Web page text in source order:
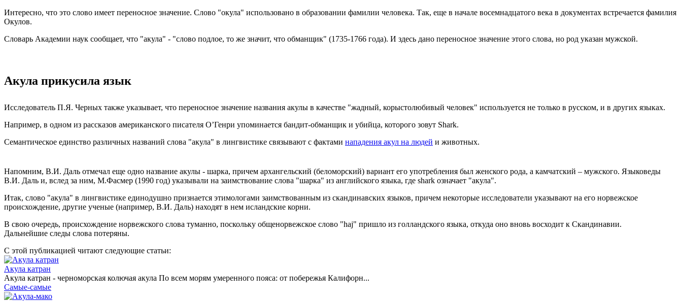
Интересно, что это слово имеет переносное значение. Слово "окула" использовано в образовании фамилии человека. Так, еще в начале восемнадцатого века в документах встречается фамилия
Окулов.
Словарь Академии наук сообщает, что "акула" - "слово подлое, то же значит, что обманщик" (1735-1766 года). И здесь дано переносное значение этого слова, но род указан мужской.
Акула прикусила язык
Исследователь П.Я. Черных также указывает, что переносное значение названия акулы в качестве "жадный, корыстолюбивый человек" используется не только в русском, и в других языках.
Например, в одном из рассказов американского писателя О’Генри упоминается бандит-обманщик и убийца, которого зовут Shark.
Семантическое единство различных названий слова "акула" в лингвистике связывают с фактами нападения акул на людей и животных.
Напомним, В.И. Даль отмечал еще одно название акулы - шарка, причем архангельский (беломорский) вариант его употребления был женского рода, а камчатский – мужского. Языковеды
В.И. Даль и, вслед за ним, М.Фасмер (1990 год) указывали на заимствование слова "шарка" из английского языка, где shark означает "акула".
Итак, слово "акула" в лингвистике единодушно признается этимологами заимствованным из скандинавских языков, причем некоторые исследователи указывают на его норвежское
происхождение, другие ученые (например, В.И. Даль) находят в нем исландские корни.
В свою очередь, происхождение норвежского слова туманно, поскольку общенорвежское слово "haj" пришло из голландского языка, откуда оно вновь восходит к Скандинавии.
Дальнейшие следы слова потеряны.
С этой публикацией читают следующие статьи:
Акула катран
Акула катран - черноморская колючая акула По всем морям умеренного пояса: от побережья Калифорн...
Самые-самые